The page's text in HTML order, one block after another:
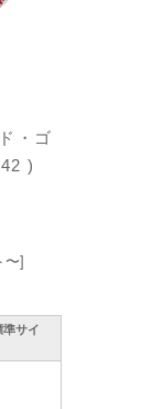
・ゴ
)
〜]
サイ